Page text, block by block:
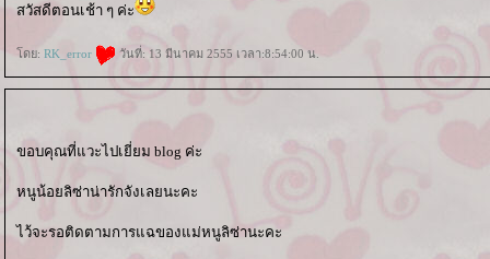
สวัสดีตอนเช้า ๆ ค่ะ
ดย: RK_error วันที่: 13 มีนาคม 2555 เวลา:8:54:00 น.
ขอบคุณที่แวะไปเยี่ยม blog ค่ะ
หนูน้อยลิซ่าน่ารักจังเลยนะคะ
ไว้จะรอติดตามการแฉของแม่หนูลิซ่านะคะ